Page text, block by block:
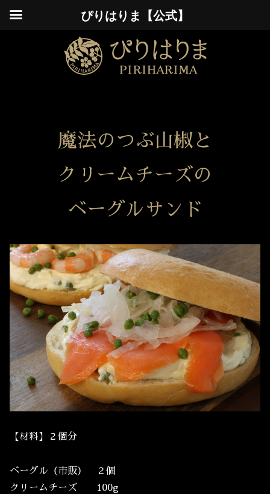
魔法のつぶ山椒と
クリームチーズの
ベーグルサンド
【材料】２個分
ベーグル（市販） ２個
クリームチーズ 100g
ぴりはりま【公式】